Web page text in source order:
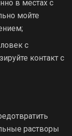
в местах с
мойте
с
контакт с
растворы